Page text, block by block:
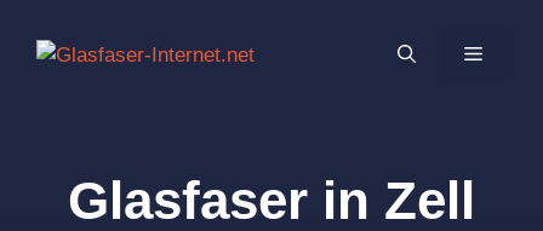
Inhalt
MENÜ
Glasfaser in Zell